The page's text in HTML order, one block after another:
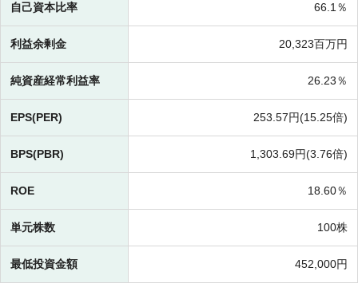
自己資本比率 66.1％
利益余剰金 20,323百万円
純資産経常利益率 26.23％
EPS(PER) 253.57円(15.25倍)
BPS(PBR) 1,303.69円(3.76倍)
ROE 18.60％
単元株数 100株
最低投資金額 452,000円